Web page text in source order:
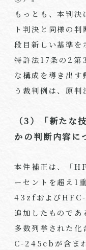
もっとも、本判
ト判決と同様の
段目新しい基準を
特許法17条の 2第3
な構成を導き出
う裁判例は、原判
（3）「新たな
かの判断内容に
本件補正は、「
ーセントを超え 1
43zfおよび
追加したものであ
多数列挙された
C-245cb が含ま